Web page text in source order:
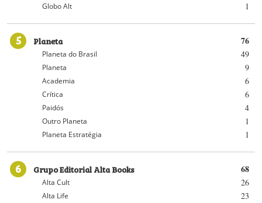
1
Globo Alt
5 76
Planeta
49
Planeta do Brasil
9
Planeta
6
Academia
6
Crítica
4
Paidós
1
Outro Planeta
1
Planeta Estratégia
6 68
Grupo Editorial Alta Books
26
Alta Cult
23
Alta Life